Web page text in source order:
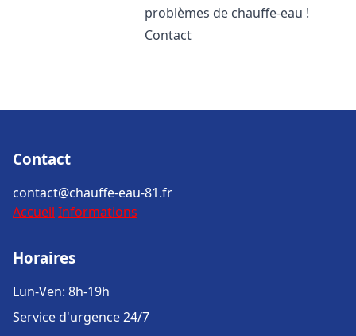
problèmes de chauffe-eau !
Contact
Contact
contact@chauffe-eau-81.fr
Accueil Informations
Horaires
Lun-Ven: 8h-19h
Service d'urgence 24/7